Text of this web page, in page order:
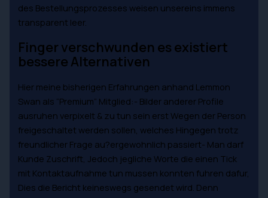
des Bestellungsprozesses weisen unsereins immens
transparent leer.
Finger verschwunden es existiert
bessere Alternativen
Hier meine bisherigen Erfahrungen anhand Lemmon
Swan als “Premium” Mitglied:- Bilder anderer Profile
ausruhen verpixelt & zu tun sein erst Wegen der Person
freigeschaltet werden sollen, welches Hingegen trotz
freundlicher Frage au?ergewohnlich passiert- Man darf
Kunde Zuschrift, Jedoch jegliche Worte die einen Tick
mit Kontaktaufnahme tun mussen konnten fuhren dafur,
Dies die Bericht keineswegs gesendet wird. Denn